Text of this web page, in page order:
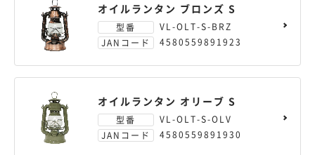
オイルランタン ブロンズ S
型番
VL-OLT-S-BRZ
JANコード
4580559891923
オイルランタン オリーブ S
型番
VL-OLT-S-OLV
JANコード
4580559891930